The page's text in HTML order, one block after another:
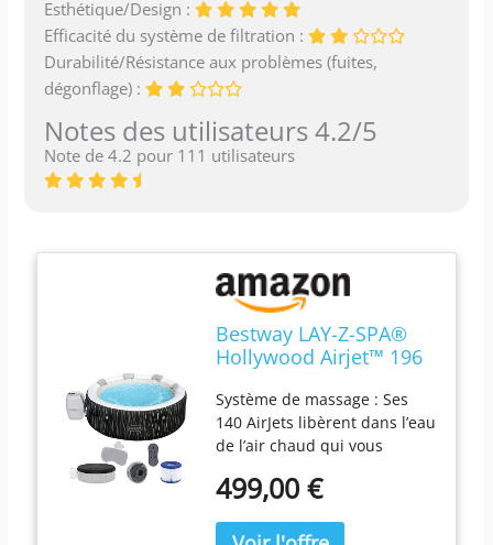
Esthétique/Design :
Efficacité du système de filtration :
Durabilité/Résistance aux problèmes (fuites,
dégonflage) :
Notes des utilisateurs 4.2/5
Note de 4.2 pour 111 utilisateurs
Bestway LAY-Z-SPA®
Hollywood Airjet™ 196
Système de massage : Ses
140 AirJets libèrent dans l’eau
de l’air chaud qui vous
bouillonnant et apaisant :
relaxation. Technologies : Le
499,00 €